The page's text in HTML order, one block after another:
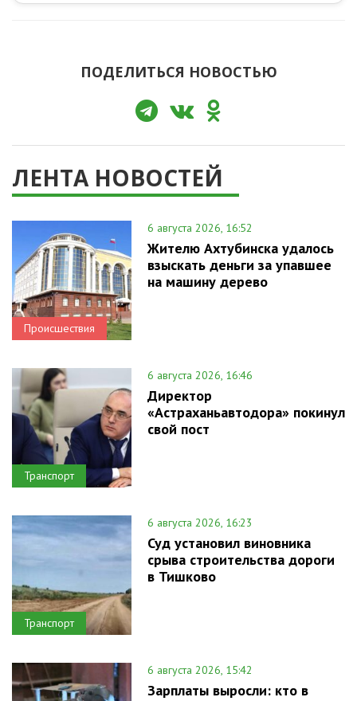
ПОДЕЛИТЬСЯ НОВОСТЬЮ
ЛЕНТА НОВОСТЕЙ
Происшествия
6 августа 2026, 16:52
Жителю Ахтубинска удалось
взыскать деньги за упавшее
на машину дерево
Транспорт
6 августа 2026, 16:46
Директор
«Астраханьавтодора» покинул
свой пост
Транспорт
6 августа 2026, 16:23
Суд установил виновника
срыва строительства дороги
в Тишково
6 августа 2026, 15:42
Зарплаты выросли: кто в